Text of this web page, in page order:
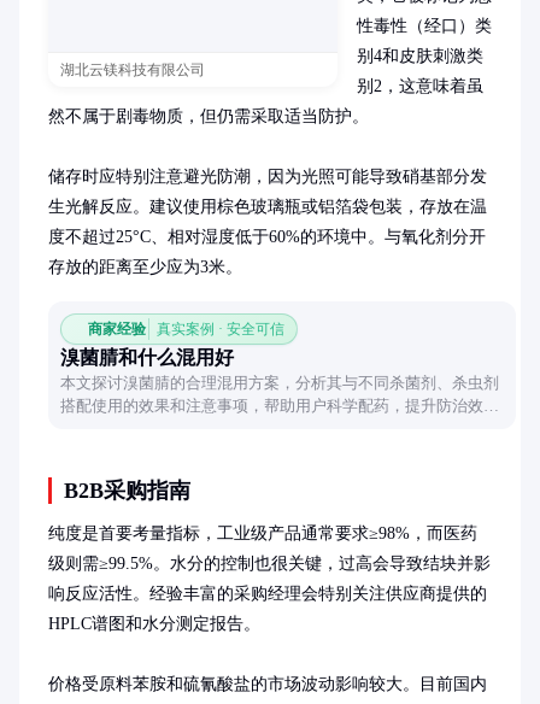
湖北云镁科技有限公司
性毒性（经口）类
别4和皮肤刺激类
别2，这意味着虽
然不属于剧毒物质，但仍需采取适当防护。
储存时应特别注意避光防潮，因为光照可能导致硝基部分发
生光解反应。建议使用棕色玻璃瓶或铝箔袋包装，存放在温
度不超过25°C、相对湿度低于60%的环境中。与氧化剂分开
存放的距离至少应为3米。
商家经验 真实案例 · 安全可信
溴菌腈和什么混用好
本文探讨溴菌腈的合理混用方案，分析其与不同杀菌剂、杀虫剂
搭配使用的效果和注意事项，帮助用户科学配药，提升防治效
B2B采购指南
纯度是首要考量指标，工业级产品通常要求≥98%，而医药
级则需≥99.5%。水分的控制也很关键，过高会导致结块并影
响反应活性。经验丰富的采购经理会特别关注供应商提供的
HPLC谱图和水分测定报告。
价格受原料苯胺和硫氰酸盐的市场波动影响较大。目前国内